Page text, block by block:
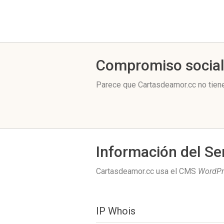
Compromiso social
Parece que Cartasdeamor.cc no
Información del
Cartasdeamor.cc usa el CMS
IP Whois